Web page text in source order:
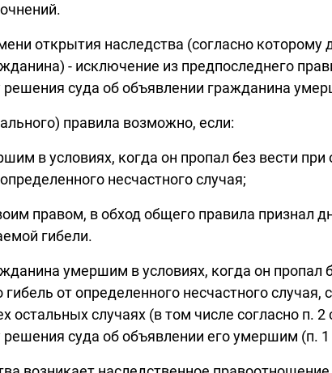
открытия наследства (согласно
- исключение из предпоследнего
решения суда об объявлении гражданина
правила возможно, если:
в условиях, когда он пропал без вести
несчастного случая;
правом, в обход общего правила признал
гибели.
умершим в условиях, когда он
гибель от определенного несчастного
остальных случаях (в том числе согласно п.
решения суда об объявлении его умершим (п.